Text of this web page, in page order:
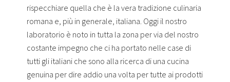
rispecchiare quella che è la vera tradizione culinaria
romana e, più in generale, italiana. Oggi il nostro
laboratorio è noto in tutta la zona per via del nostro
costante impegno che ci ha portato nelle case di
tutti gli italiani che sono alla ricerca di una cucina
genuina per dire addio una volta per tutte ai prodotti